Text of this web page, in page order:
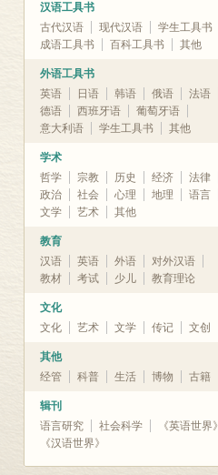
汉语工具书
古代汉语
现代汉语
学生工具书
成语工具书
百科工具书 其他
外语工具书
英语
日语 韩语 俄语
法语
德语
西班牙语
葡萄牙语
意大利语
学生工具书 其他
学术
哲学
宗教 历史 经济
法律
政治
社会 心理 地理
语言
文学
艺术 其他
教育
汉语
英语 外语
对外汉语
教材
考试 少儿 教育理论
文化
文化
艺术 文学 传记 文创
其他
经管
科普 生活 博物 古籍
辑刊
语言研究
社会科学
《英语世界》
《汉语世界》